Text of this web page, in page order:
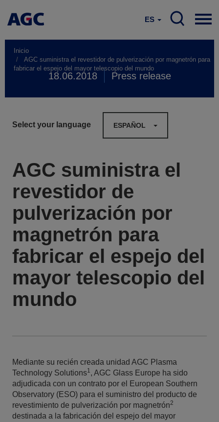
ES
Inicio
AGC suministra el revestidor de pulverización por magnetrón para
fabricar el espejo del mayor telescopio del mundo
18.06.2018 Press release
Select your language ESPAÑOL
AGC suministra el
revestidor de
pulverización por
magnetrón para
fabricar el espejo del
mayor telescopio del
mundo
Mediante su recién creada unidad AGC Plasma
Technology Solutions1, AGC Glass Europe ha sido
adjudicada con un contrato por el European Southern
Observatory (ESO) para el suministro del producto de
revestimiento de pulverización por magnetrón2
destinada a la fabricación del espejo del mayor